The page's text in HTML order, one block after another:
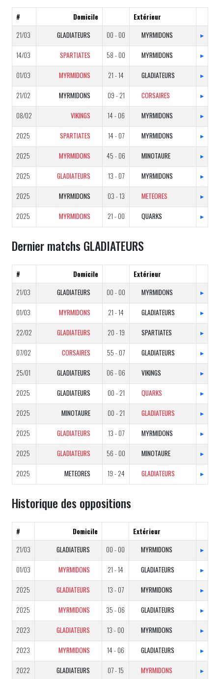
# Domicile
Extérieur
21/03
GLADIATEURS 00 - 00 MYRMIDONS ▸
14/03 SPARTIATES 58 - 00 MYRMIDONS ▸
01/03 MYRMIDONS 21 - 14 GLADIATEURS ▸
21/02 MYRMIDONS 09 - 21 CORSAIRES ▸
08/02 VIKINGS 14 - 06 MYRMIDONS ▸
2025 SPARTIATES 14 - 07 MYRMIDONS ▸
2025 MYRMIDONS 45 - 06 MINOTAURE ▸
2025 GLADIATEURS 13 - 07 MYRMIDONS ▸
2025 MYRMIDONS 03 - 13 METEORES ▸
2025 MYRMIDONS 21 - 00 QUARKS ▸
Dernier matchs GLADIATEURS
# Domicile
Extérieur
21/03
GLADIATEURS 00 - 00 MYRMIDONS ▸
01/03 MYRMIDONS 21 - 14 GLADIATEURS ▸
22/02 GLADIATEURS 20 - 19 SPARTIATES ▸
07/02 CORSAIRES 55 - 07 GLADIATEURS ▸
25/01 GLADIATEURS 06 - 06 VIKINGS ▸
2025 GLADIATEURS 00 - 21 QUARKS ▸
2025 MINOTAURE 00 - 21 GLADIATEURS ▸
2025 GLADIATEURS 13 - 07 MYRMIDONS ▸
2025 GLADIATEURS 56 - 00 MINOTAURE ▸
2025 METEORES 19 - 24 GLADIATEURS ▸
Historique des oppositions
# Domicile
Extérieur
21/03
GLADIATEURS 00 - 00 MYRMIDONS ▸
01/03 MYRMIDONS 21 - 14 GLADIATEURS ▸
2025 GLADIATEURS 13 - 07 MYRMIDONS ▸
2025 MYRMIDONS 35 - 06 GLADIATEURS ▸
2023 GLADIATEURS 13 - 00 MYRMIDONS ▸
2023 MYRMIDONS 14 - 06 GLADIATEURS ▸
2022 GLADIATEURS 07 - 15 MYRMIDONS ▸